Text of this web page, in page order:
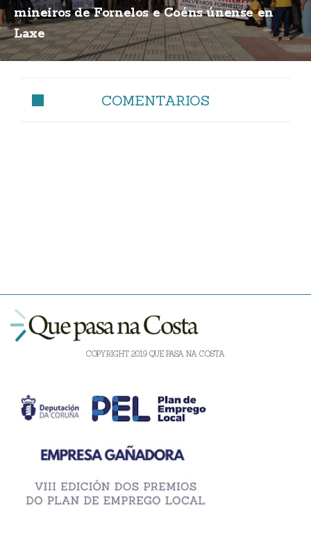
mineiros de Fornelos e Coéns únense en
Laxe
COMENTARIOS
COPYRIGHT 2019 QUE PASA NA COSTA